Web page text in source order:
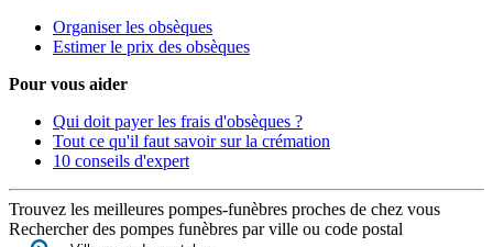
Organiser les obsèques
Estimer le prix des obsèques
Pour vous aider
Qui doit payer les frais d'obsèques ?
Tout ce qu'il faut savoir sur la crémation
10 conseils d'expert
Trouvez les meilleures pompes-funèbres proches de chez vous
Rechercher des pompes funèbres par ville ou code postal